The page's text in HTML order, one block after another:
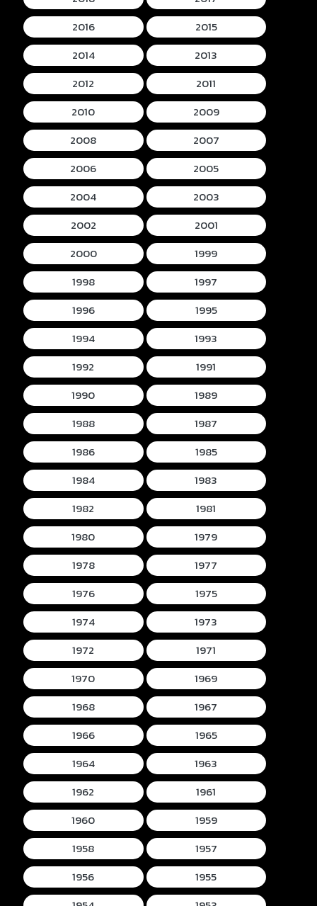
2016
2015
2014
2013
2012
2011
2010
2009
2008
2007
2006
2005
2004
2003
2002
2001
2000
1999
1998
1997
1996
1995
1994
1993
1992
1991
1990
1989
1988
1987
1986
1985
1984
1983
1982
1981
1980
1979
1978
1977
1976
1975
1974
1973
1972
1971
1970
1969
1968
1967
1966
1965
1964
1963
1962
1961
1960
1959
1958
1957
1956
1955